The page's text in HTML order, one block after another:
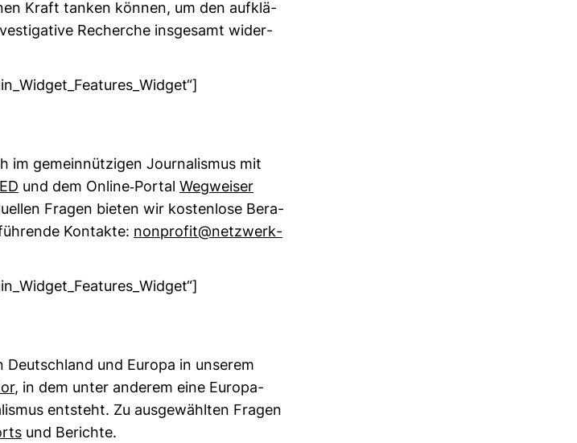
Kraft tanken können, um den auf­klä­
Recherche ins­ge­samt wider­
im gemein­nüt­zigen Jour­na­lismus mit
und dem Online-​Portal Weg­weiser
Fragen bieten wir kos­ten­lose Bera­
Kon­takte: non­profit@netz­werk­
und Europa in unserem
, in dem unter anderem eine Euro­pa­
ent­steht. Zu aus­ge­wählten Fragen
und Berichte.